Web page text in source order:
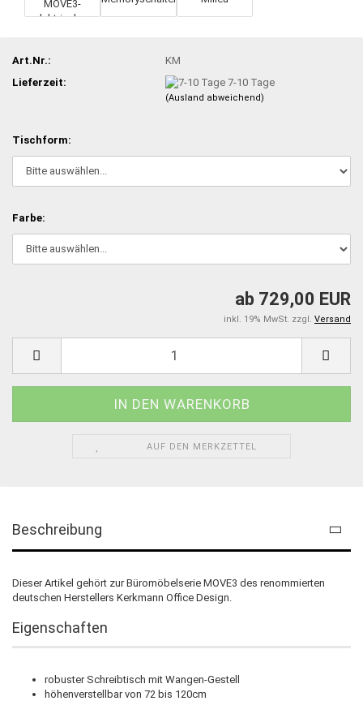
Art.Nr.:
KM
Lieferzeit:
7-10 Tage
(Ausland abweichend)
Tischform:
Farbe:
ab 729,00 EUR
inkl. 19% MwSt. zzgl. Versand
AUF DEN MERKZETTEL
Beschreibung
Dieser Artikel gehört zur Büromöbelserie MOVE3 des renommierten
deutschen Herstellers Kerkmann Office Design.
Eigenschaften
robuster Schreibtisch mit Wangen-Gestell
höhenverstellbar von 72 bis 120cm